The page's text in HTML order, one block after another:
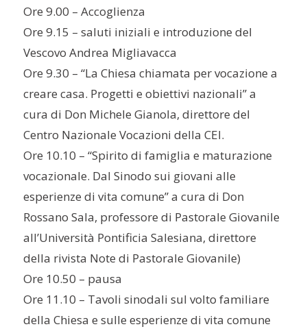
Ore 9.00 – Accoglienza
Ore 9.15 – saluti iniziali e introduzione del
Vescovo Andrea Migliavacca
Ore 9.30 – “La Chiesa chiamata per vocazione a
creare casa. Progetti e obiettivi nazionali” a
cura di Don Michele Gianola, direttore del
Centro Nazionale Vocazioni della CEI.
Ore 10.10 – “Spirito di famiglia e maturazione
vocazionale. Dal Sinodo sui giovani alle
esperienze di vita comune” a cura di Don
Rossano Sala, professore di Pastorale Giovanile
all’Università Pontificia Salesiana, direttore
della rivista Note di Pastorale Giovanile)
Ore 10.50 – pausa
Ore 11.10 – Tavoli sinodali sul volto familiare
della Chiesa e sulle esperienze di vita comune